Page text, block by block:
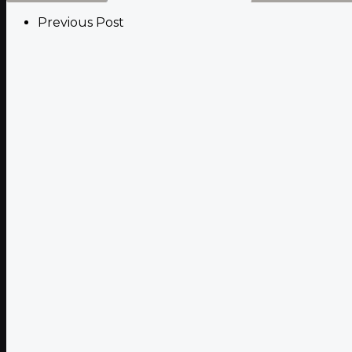
Previous Post